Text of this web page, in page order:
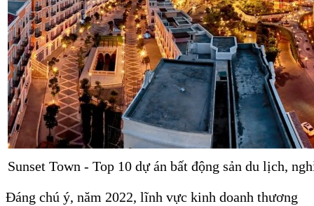
Sunset Town - Top 10 dự án bất động sản du lịch,
Đáng chú ý, năm 2022, lĩnh vực kinh doanh thương